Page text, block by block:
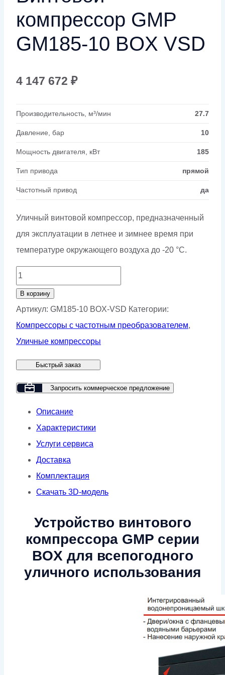
компрессор GMP
GM185-10 BOX VSD
4 147 672 ₽
Производительность, м³/мин 27.7
Давление, бар 10
Мощность двигателя, кВт 185
Тип привода прямой
Частотный привод да
Уличный винтовой компрессор, предназначенный
для эксплуатации в летнее и зимнее время при
температуре окружающего воздуха до -20 °С.
Количество
товара
Винтовой
компрессор
GMP
10
BOX
В корзину
Артикул: GM185-10 BOX-VSD Категории:
Компрессоры с частотным преобразователем,
Уличные компрессоры
Быстрый заказ
Запросить коммерческое предложение
Описание
Характеристики
Услуги сервиса
Доставка
Комплектация
Скачать 3D-модель
Устройство винтового
компрессора GMP серии
BOX для всепогодного
уличного использования